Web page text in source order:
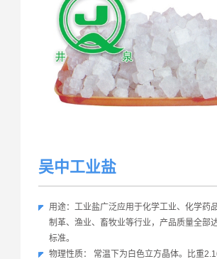
吴中工业盐
用途：工业盐广泛应用于化学工业、化学药
制革、渔业、畜牧业等行业，产品质量全部
标准。
物理性质： 常温下为白色立方晶体。比重